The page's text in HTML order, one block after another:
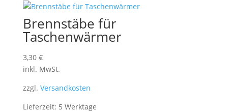
Brennstäbe für
Taschenwärmer
3,30 €
inkl. MwSt.
zzgl. Versandkosten
Lieferzeit: 5 Werktage